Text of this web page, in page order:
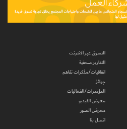
التسوق عبر الانترنت
التقارير صحفية
اتفاقيات/مذكرات تفاهم
جوائز
المؤتمرات/الفعاليات
معرض الفيديو
معرض الصور
اتصل بنا